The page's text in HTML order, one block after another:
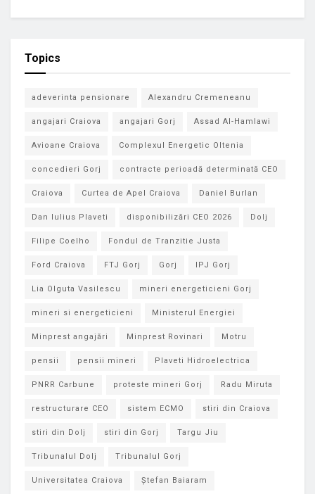
Topics
adeverinta pensionare Alexandru Cremeneanu
angajari Craiova angajari Gorj Assad Al-Hamlawi
Avioane Craiova Complexul Energetic Oltenia
concedieri Gorj contracte perioadă determinată CEO
Craiova Curtea de Apel Craiova Daniel Burlan
Dan Iulius Plaveti disponibilizări CEO 2026 Dolj
Filipe Coelho Fondul de Tranzitie Justa
Ford Craiova FTJ Gorj Gorj IPJ Gorj
Lia Olguta Vasilescu mineri energeticieni Gorj
mineri si energeticieni Ministerul Energiei
Minprest angajări Minprest Rovinari Motru
pensii pensii mineri Plaveti Hidroelectrica
PNRR Carbune proteste mineri Gorj Radu Miruta
restructurare CEO sistem ECMO stiri din Craiova
stiri din Dolj stiri din Gorj Targu Jiu
Tribunalul Dolj Tribunalul Gorj
Universitatea Craiova Ștefan Baiaram